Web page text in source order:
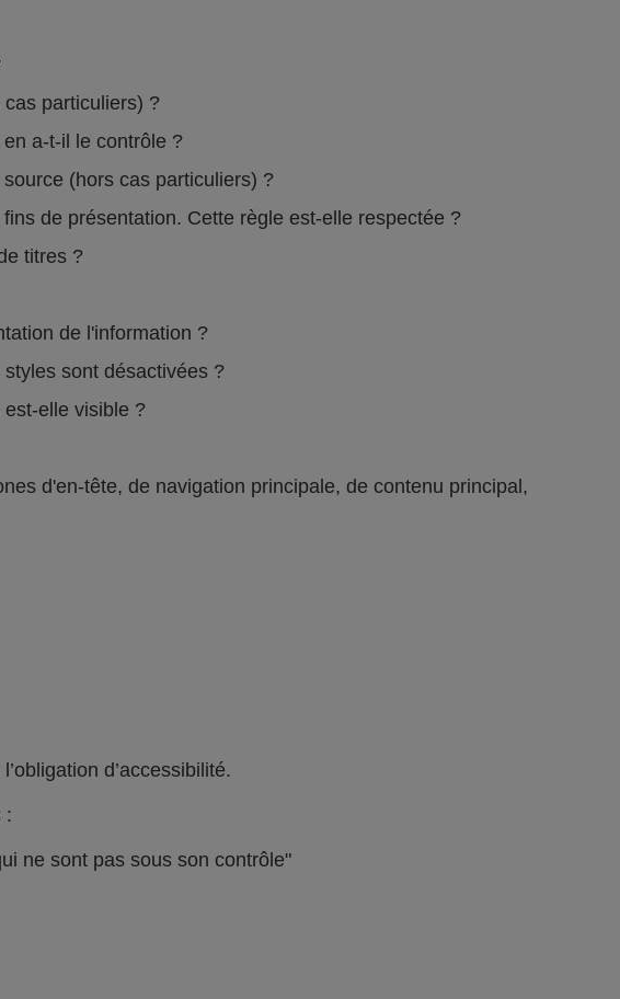
particuliers) ?
a-t-il le contrôle ?
(hors cas particuliers) ?
de présentation. Cette règle est-elle respectée ?
titres ?
de l'information ?
sont désactivées ?
elle visible ?
d'en-tête, de navigation principale, de contenu principal,
d’accessibilité.
:
ne sont pas sous son contrôle"